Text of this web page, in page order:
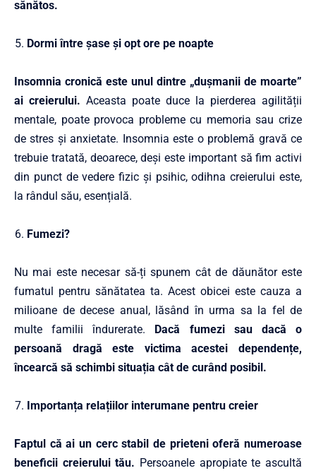
sănătos.
Dormi între șase și opt ore pe noapte
Insomnia cronică este unul dintre „dușmanii de moarte”
ai creierului. Aceasta poate duce la pierderea agilității
mentale, poate provoca probleme cu memoria sau crize
de stres și anxietate. Insomnia este o problemă gravă ce
trebuie tratată, deoarece, deși este important să fim activi
din punct de vedere fizic și psihic, odihna creierului este,
la rândul său, esențială.
Fumezi?
Nu mai este necesar să-ți spunem cât de dăunător este
fumatul pentru sănătatea ta. Acest obicei este cauza a
milioane de decese anual, lăsând în urma sa la fel de
multe familii îndurerate. Dacă fumezi sau dacă o
persoană dragă este victima acestei dependențe,
încearcă să schimbi situația cât de curând posibil.
Importanța relațiilor interumane pentru creier
Faptul că ai un cerc stabil de prieteni oferă numeroase
beneficii creierului tău. Persoanele apropiate te ascultă